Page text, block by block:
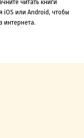
читать книги
iOS или Android, чтобы
интернета.